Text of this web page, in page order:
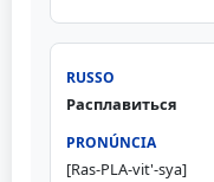
Расплавиться
[Ras-PLA-vit'-sya]